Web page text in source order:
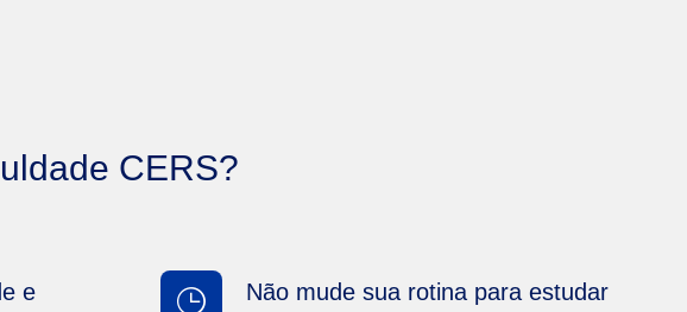
CERS?
e
Não mude sua rotina para estudar